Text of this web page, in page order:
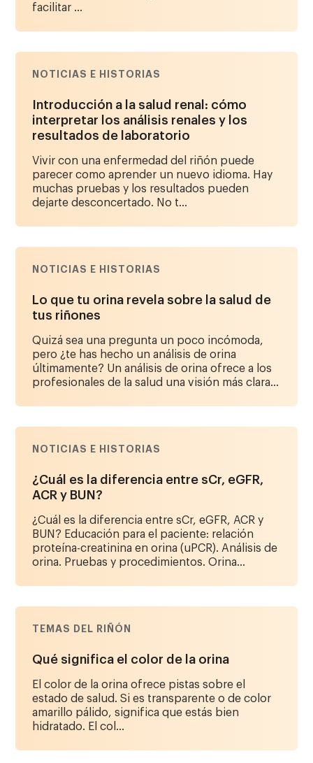
facilitar ...
NOTICIAS E HISTORIAS
Introducción a la salud renal: cómo
interpretar los análisis renales y los
resultados de laboratorio
Vivir con una enfermedad del riñón puede
parecer como aprender un nuevo idioma. Hay
muchas pruebas y los resultados pueden
dejarte desconcertado. No t...
NOTICIAS E HISTORIAS
Lo que tu orina revela sobre la salud de
tus riñones
Quizá sea una pregunta un poco incómoda,
pero ¿te has hecho un análisis de orina
últimamente? Un análisis de orina ofrece a los
profesionales de la salud una visión más clara...
NOTICIAS E HISTORIAS
¿Cuál es la diferencia entre sCr, eGFR,
ACR y BUN?
¿Cuál es la diferencia entre sCr, eGFR, ACR y
BUN? Educación para el paciente: relación
proteína-creatinina en orina (uPCR). Análisis de
orina. Pruebas y procedimientos. Orina...
TEMAS DEL RIÑÓN
Qué significa el color de la orina
El color de la orina ofrece pistas sobre el
estado de salud. Si es transparente o de color
amarillo pálido, significa que estás bien
hidratado. El col...